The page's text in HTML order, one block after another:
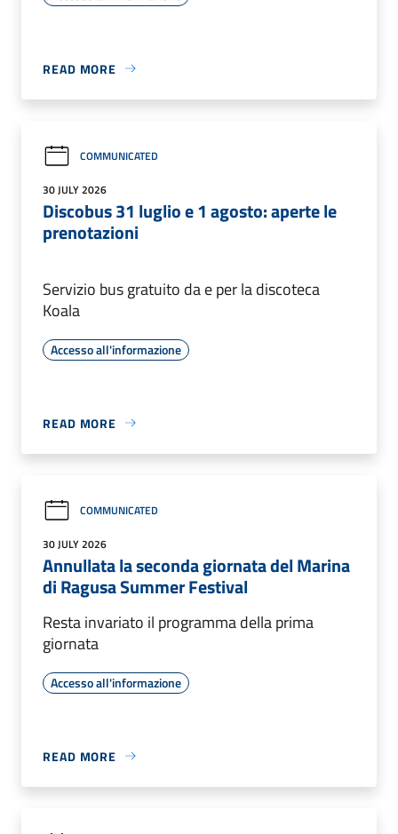
READ MORE
COMMUNICATED
30 JULY 2026
Discobus 31 luglio e 1 agosto: aperte le
prenotazioni
Servizio bus gratuito da e per la discoteca
Koala
Accesso all'informazione
READ MORE
COMMUNICATED
30 JULY 2026
Annullata la seconda giornata del Marina
di Ragusa Summer Festival
Resta invariato il programma della prima
giornata
Accesso all'informazione
READ MORE